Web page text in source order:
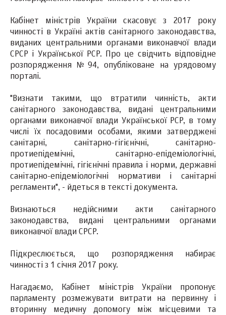
Кабінет міністрів України скасовує з 2017 року
чинності в Україні актів санітарного законодавства,
виданих центральними органами виконавчої влади
СРСР і Української РСР. Про це свідчить відповідне
розпорядження №94, опубліковане на урядовому
порталі.
"Визнати такими, що втратили чинність, акти
санітарного законодавства, видані центральними
органами виконавчої влади Української РСР, в тому
числі їх посадовими особами, якими затверджені
санітарні, санітарно-гігієнічні, санітарно-
протиепідемічні, санітарно-епідеміологічні,
протиепідемічні, гігієнічні правила і норми, державні
санітарно-епідеміологічні нормативи і санітарні
регламенти", - йдеться в тексті документа.
Визнаються недійсними акти санітарного
законодавства, видані центральними органами
виконавчої влади СРСР.
Підкреслюється, що розпорядження набирає
чинності з 1 січня 2017 року.
Нагадаємо, Кабінет міністрів України пропонує
парламенту розмежувати витрати на первинну і
вторинну медичну допомогу між місцевими та